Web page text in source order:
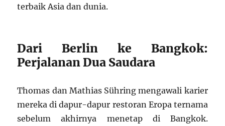
terbaik Asia dan dunia.
Dari Berlin ke Bangkok:
Perjalanan Dua Saudara
Thomas dan Mathias Sühring mengawali karier
mereka di dapur-dapur restoran Eropa ternama
sebelum akhirnya menetap di Bangkok.